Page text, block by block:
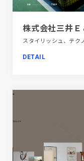
株式会社三井
DETAIL